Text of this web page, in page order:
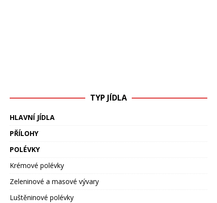
TYP JÍDLA
HLAVNÍ JÍDLA
PŘÍLOHY
POLÉVKY
Krémové polévky
Zeleninové a masové vývary
Luštěninové polévky